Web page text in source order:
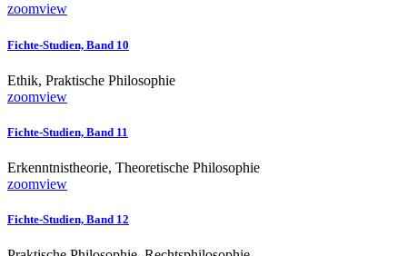
zoomview
Fichte-Studien, Band 10
Ethik, Praktische Philosophie
zoomview
Fichte-Studien, Band 11
Erkenntnistheorie, Theoretische Philosophie
zoomview
Fichte-Studien, Band 12